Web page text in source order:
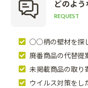
どのよ
REQUEST
○○柄の壁材を探
廃番商品の代替提
未掲載商品の取り
ウイルス対策をし